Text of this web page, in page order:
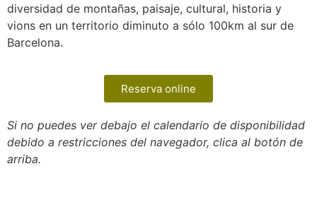
diversidad de montañas, paisaje, cultural, historia y
vions en un territorio diminuto a sólo 100km al sur de
Barcelona.
Reserva online
Si no puedes ver debajo el calendario de disponibilidad
debido a restricciones del navegador, clica al botón de
arriba.